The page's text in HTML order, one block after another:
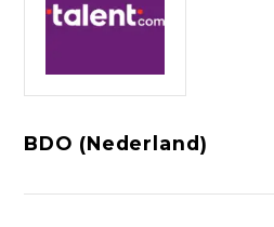
BDO (Nederland)